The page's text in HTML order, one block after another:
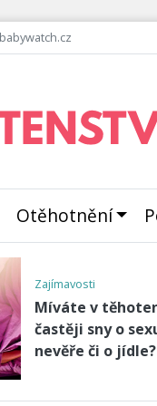
babywatch.cz
Otěhotnění
Zajímavosti
Míváte v
častěji sny o
nevěře či o